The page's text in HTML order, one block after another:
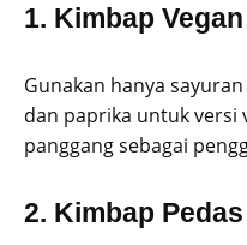
1. Kimbap Vegan
Gunakan hanya
dan paprika untuk versi
panggang sebagai
2. Kimbap Pedas